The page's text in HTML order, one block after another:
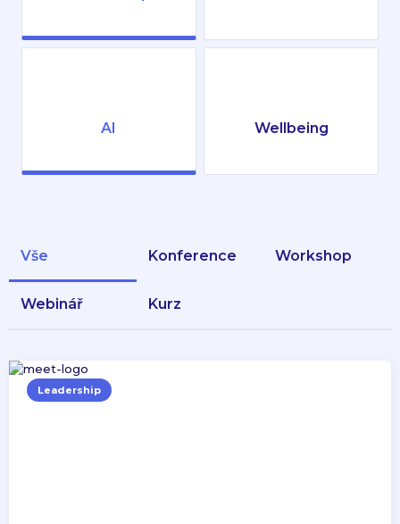
AI Wellbeing
Vše konference workshop
webinář kurz
Leadership